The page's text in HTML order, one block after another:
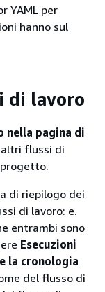
YAML per
hanno sul
di lavoro
nella pagina di
flussi di
di riepilogo dei
di lavoro: e.
entrambi sono
Esecuzioni
la cronologia
del flusso di